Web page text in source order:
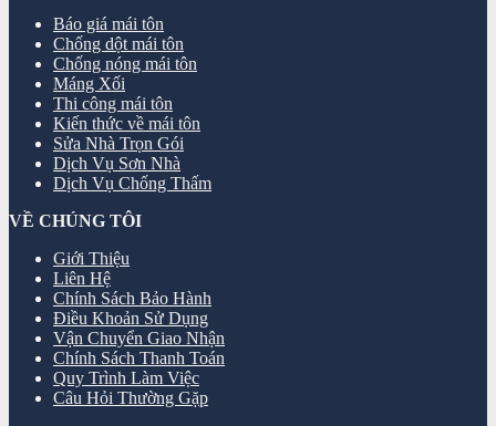
Báo giá mái tôn
Chống dột mái tôn
Chống nóng mái tôn
Máng Xối
Thi công mái tôn
Kiến thức về mái tôn
Sửa Nhà Trọn Gói
Dịch Vụ Sơn Nhà
Dịch Vụ Chống Thấm
VỀ CHÚNG TÔI
Giới Thiệu
Liên Hệ
Chính Sách Bảo Hành
Điều Khoản Sử Dụng
Vận Chuyển Giao Nhận
Chính Sách Thanh Toán
Quy Trình Làm Việc
Câu Hỏi Thường Gặp